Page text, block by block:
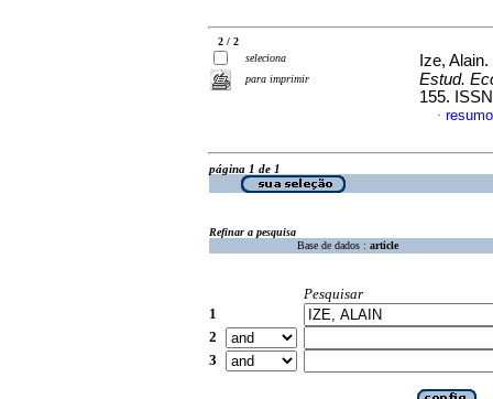
2 / 2
seleciona
para imprimir
Ize, Alain.
Estud.
155.
·
página 1 de 1
Refinar a pesquisa
Base de dados : article
Pesquisar
1
2
3